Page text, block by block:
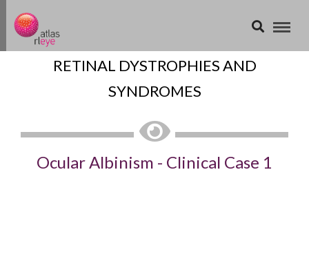
RETINAL DYSTROPHIES AND
SYNDROMES
Ocular Albinism - Clinical Case 1